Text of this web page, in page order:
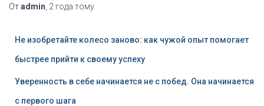
Отadmin 2 года тому
Не изобретайте колесо заново: как чужой опыт помогает
быстрее прийти к своему успеху
Уверенность в себе начинается не с побед. Она начинается
с первого шага